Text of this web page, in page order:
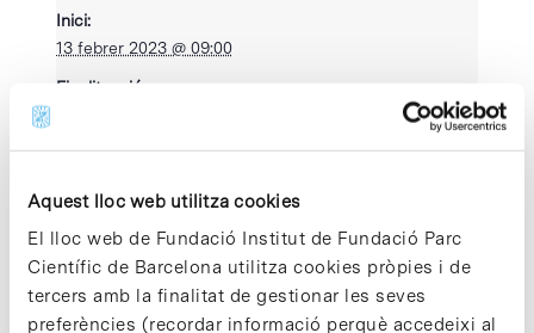
Aquest lloc web utilitza cookies
El lloc web de Fundació Institut de Fundació Parc
Científic de Barcelona utilitza cookies pròpies i de
tercers amb la finalitat de gestionar les seves
preferències (recordar informació perquè accedeixi al
Inici:
13 febrer 2023 @ 09:00
Finalització:
Categoria
Esdeveniment PCB
Lloc web:
https://bcnhealthinnova
tionweek.biocat.cat/